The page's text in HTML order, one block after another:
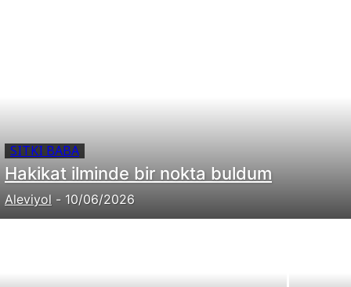
SITKI BABA
Hakikat ilminde bir nokta buldum
Aleviyol - 10/06/2026